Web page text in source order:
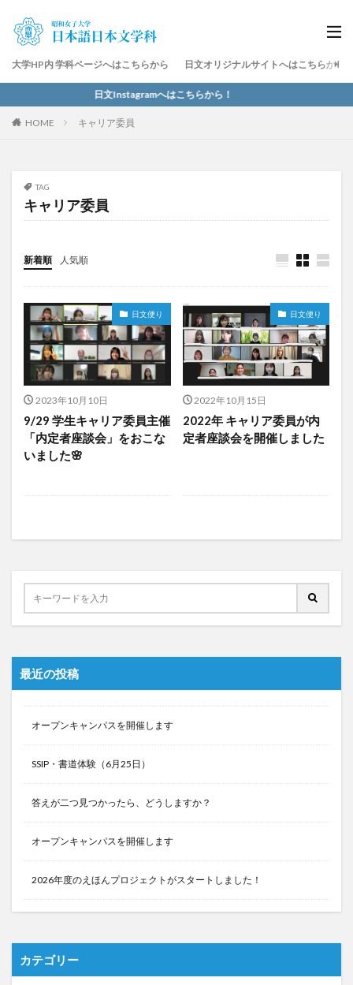
大学HP内 学科ページへはこちらから 日文オリジナルサイトへはこちらから
日文Instagramへはこちらから！
HOME キャリア委員
TAG
キャリア委員
新着順 人気順
日文便り
2023年10月10日
9/29 学生キャリア委員主催
「内定者座談会」をおこな
いました🌸
日文便り
2022年10月15日
2022年 キャリア委員が内
定者座談会を開催しました
最近の投稿
オープンキャンパスを開催します
SSIP・書道体験（6月25日）
答えが二つ見つかったら、どうしますか？
オープンキャンパスを開催します
2026年度のえほんプロジェクトがスタートしました！
カテゴリー